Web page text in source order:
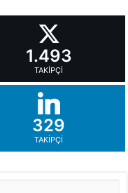
1.493
TAKIPÇI
329
TAKIPÇI